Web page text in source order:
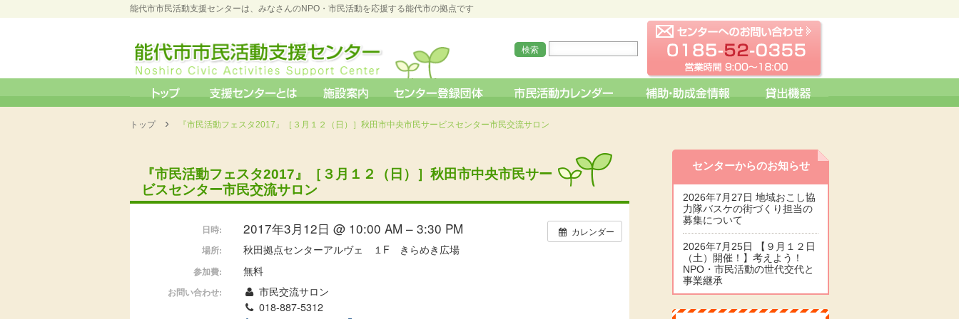
能代市市民活動支援センターは、みなさんのNPO・市民活動を応援する能代市の拠点です
トップ › 『市民活動フェスタ2017』［３月１２（日）］秋田市中央市民サービスセンター市民交流サロン
『市民活動フェスタ2017』［３月１２（日）］秋田市中央市民サー
ビスセンター市民交流サロン
カレンダー
日時: 2017年3月12日 @ 10:00 AM – 3:30 PM
場所: 秋田拠点センターアルヴェ １F きらめき広場
参加費: 無料
お問い合わせ:
市民交流サロン
018-887-5312
センターからのお知らせ
2026年7月27日 地域おこし協
力隊バスケの街づくり担当の
募集について
2026年7月25日 【９月１２日
（土）開催！】考えよう！
NPO・市民活動の世代交代と
事業継承